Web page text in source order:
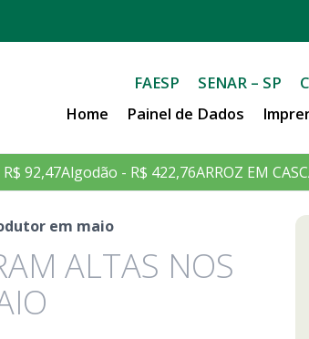
FAESP SENAR – SP
Home
Painel de Dados
92,47Algodão - R$ 422,76ARROZ EM
em maio
ALTAS NOS